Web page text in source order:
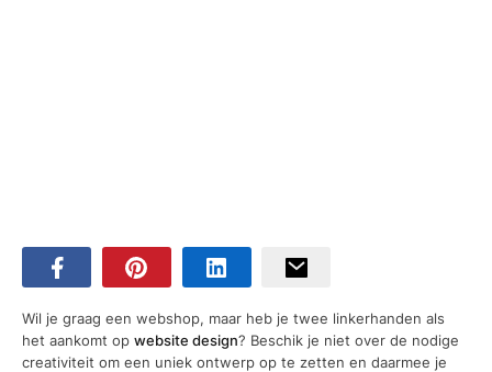
Wil je graag een webshop, maar heb je twee linkerhanden als
het aankomt op website design? Beschik je niet over de nodige
creativiteit om een uniek ontwerp op te zetten en daarmee je